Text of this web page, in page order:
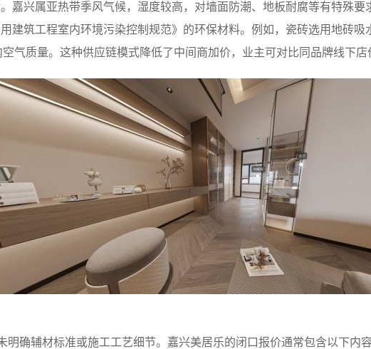
嘉兴属亚热带季风气候，湿度较高，对墙面防潮、地板耐腐等有特殊
建筑工程室内环境污染控制规范》的环保材料。例如，瓷砖选用地砖
气质量。这种供应链模式降低了中间商加价，业主可对比同品牌线下店
明确辅材标准或施工工艺细节。嘉兴美居乐的闭口报价通常包含以下内容